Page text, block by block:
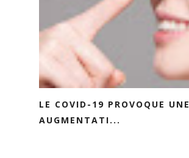
LE COVID-19 PROVOQUE UNE
AUGMENTATI...